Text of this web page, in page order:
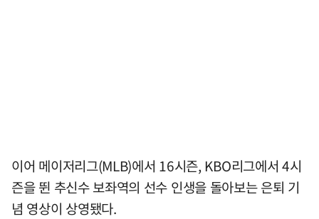
이어 메이저리그(MLB)에서 16시즌, KBO리그에서 4시
즌을 뛴 추신수 보좌역의 선수 인생을 돌아보는 은퇴 기
념 영상이 상영됐다.